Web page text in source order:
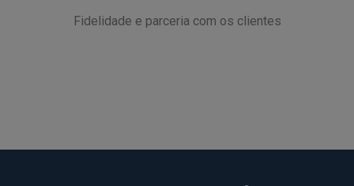
Fidelidade e parceria com os clientes